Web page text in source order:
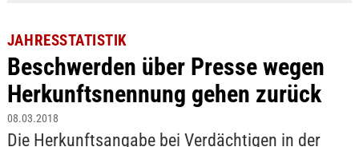
JAHRESSTATISTIK
Beschwerden über Presse wegen
Herkunftsnennung gehen zurück
08.03.2018
Die Herkunftsangabe bei Verdächtigen in der